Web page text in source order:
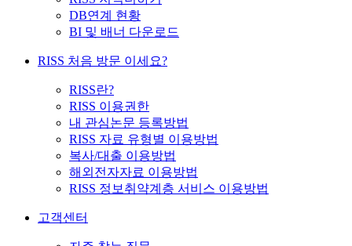
DB연계 현황
BI 및 배너 다운로드
RISS 처음 방문 이세요?
RISS란?
RISS 이용권한
내 관심논문 등록방법
RISS 자료 유형별 이용방법
복사/대출 이용방법
해외전자자료 이용방법
RISS 정보취약계층 서비스 이용방법
고객센터